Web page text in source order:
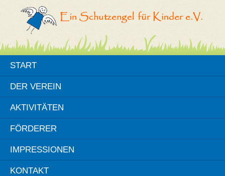
START
DER VEREIN
AKTIVITÄTEN
FÖRDERER
IMPRESSIONEN
KONTAKT